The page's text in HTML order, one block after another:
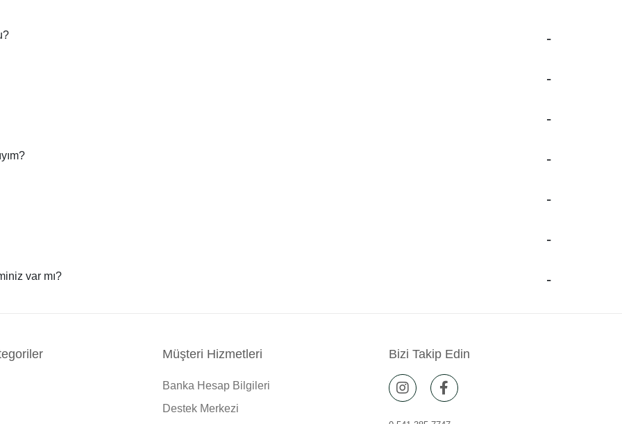
var mı?
Müşteri Hizmetleri
Banka Hesap Bilgileri
Destek Merkezi
Bizi Takip Edin